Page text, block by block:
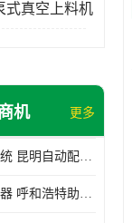
式真空上料机
机 更多
称重配混料系统 昆明自动配料系统 厂家电话
锥体点式流化器 呼和浩特助流料斗 厂家